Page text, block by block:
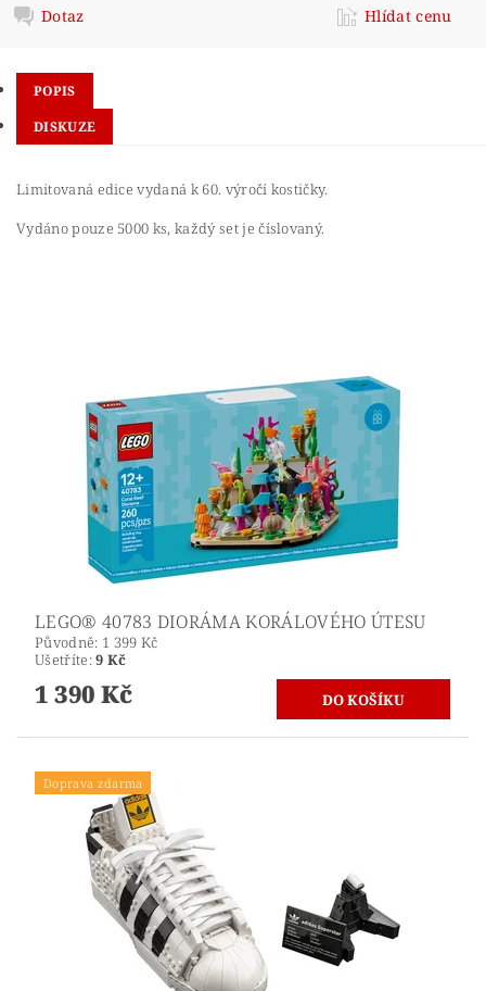
Dotaz
Hlídat cenu
POPIS
DISKUZE
Limitovaná edice vydaná k 60. výročí kostičky.
Vydáno pouze 5000 ks, každý set je číslovaný.
LEGO® 40783 DIORÁMA KORÁLOVÉHO ÚTESU
Původně: 1 399 Kč
Ušetříte:9 Kč
1 390 Kč
Doprava zdarma